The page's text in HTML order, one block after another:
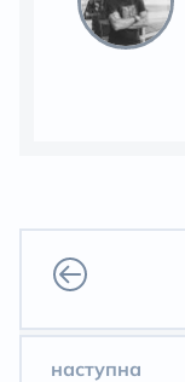
наступна